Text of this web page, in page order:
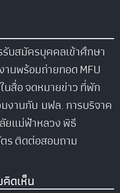
รับสมัครบุคคลเข้าศึกษา
านพร้อมถ่ายทอดMFU
นสื่อจดหมายข่าวที่พัก
งานกับ มฟล.การบริจาค
ยแม่ฟ้าหลวงพิธี
รติดต่อสอบถาม
ดเห็น